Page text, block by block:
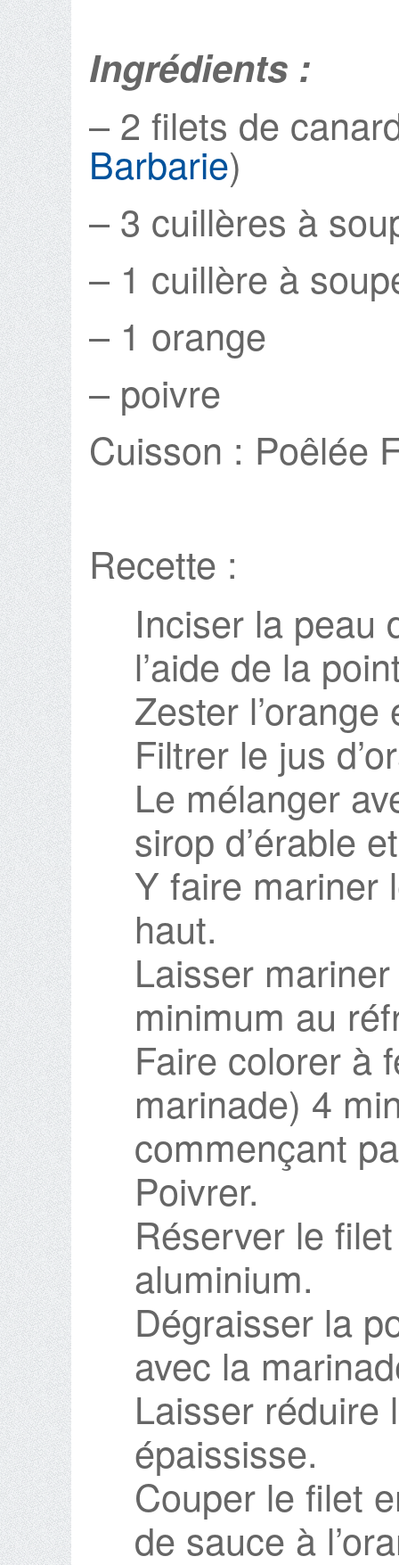
Ingrédients :
– 2 filets de
Barbarie)
– 3 cuillères à
– 1 cuillère à
– 1 orange
– poivre
Cuisson : Poêlée
Recette :
Inciser la peau
l’aide de la
Zester
Filtrer le jus
Le mélanger
sirop d’érable
Y faire mariner
haut.
Laisser
minimum au
Faire colorer à
marinade) 4
commençant
Poivrer.
Réserver le
aluminium.
Dégraisser la
avec la
Laisser réduire
épaississe.
Couper le filet
de sauce à